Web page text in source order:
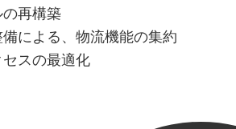
再構築
による、物流機能の集約
スの最適化